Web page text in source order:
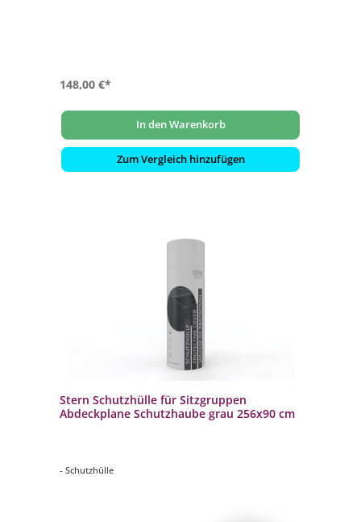
148,00 €*
In den Warenkorb
Zum Vergleich hinzufügen
Stern Schutzhülle für Sitzgruppen
Abdeckplane Schutzhaube grau 256x90 cm
- Schutzhülle